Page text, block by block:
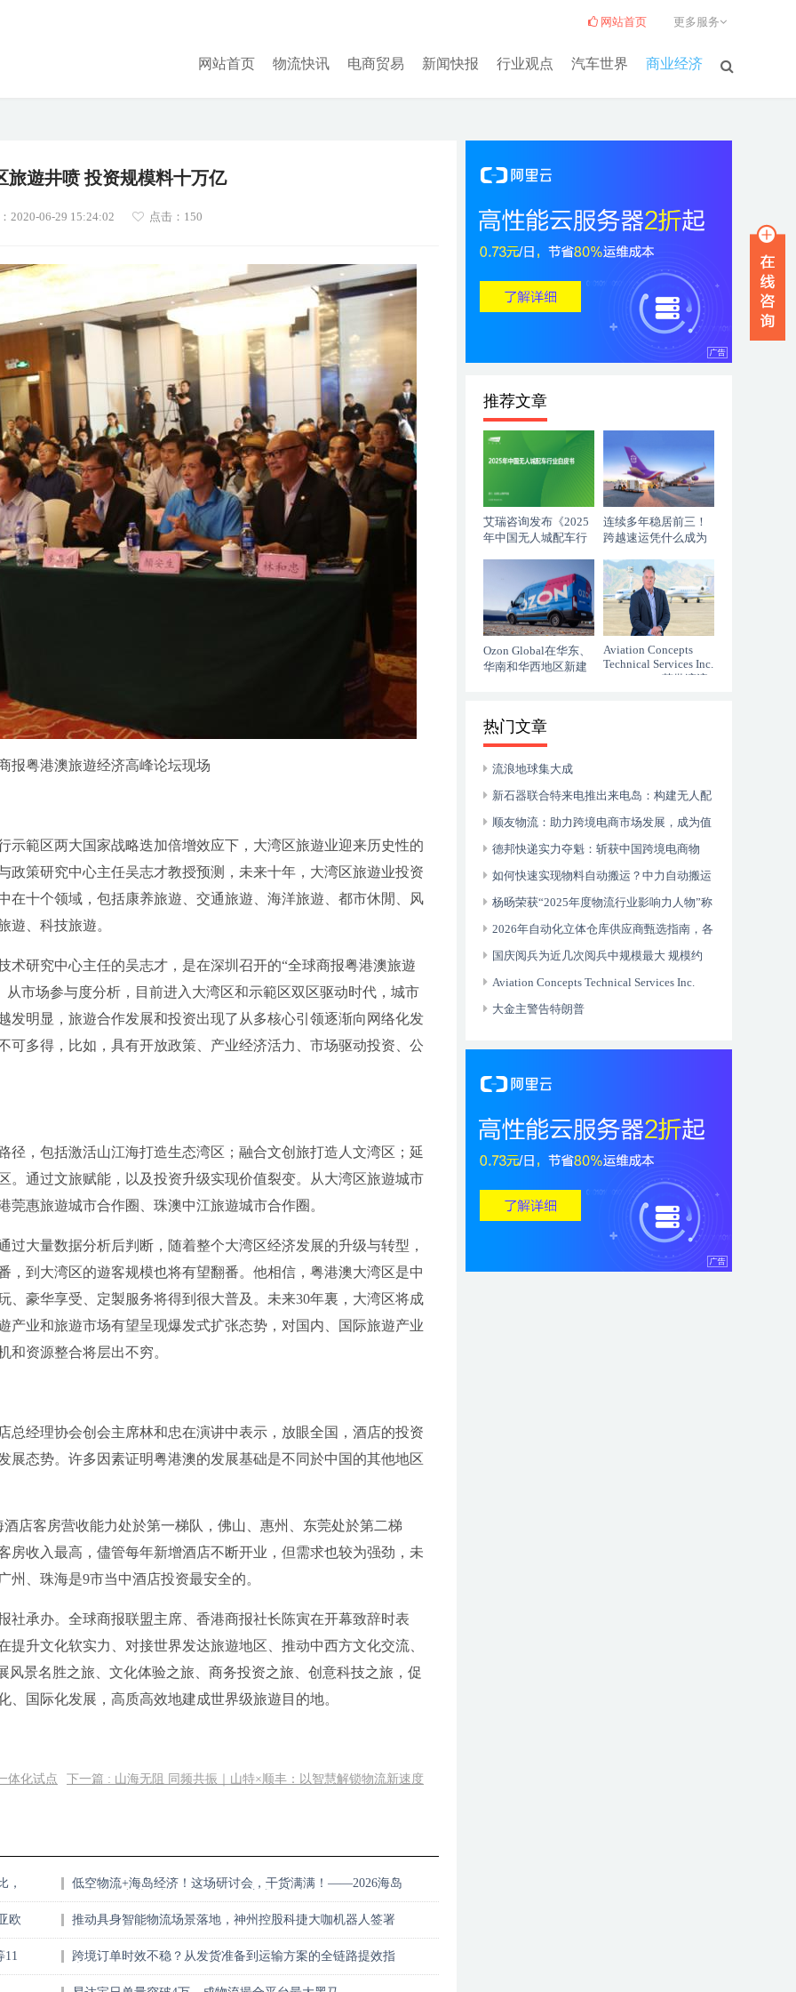
网站首页 物流快讯 电商贸易 新闻快报 行业观点 汽车世界 商业经济
网站首页 更多服务
旅遊井喷 投资规模料十万亿
2020-06-29 15:24:02 点击： 150
报粤港澳旅遊经济高峰论坛现场
区两大国家战略迭加倍增效应下，大湾区旅遊业迎来历史性的
政策研究中心主任吴志才教授预测，未来十年，大湾区旅遊业投资
在十个领域，包括康养旅遊、交通旅遊、海洋旅遊、都市休閒、风
遊、科技旅遊。
究中心主任的吴志才，是在深圳召开的“全球商报粤港澳旅遊
市场参与度分析，目前进入大湾区和示範区双区驱动时代，城市
发明显，旅遊合作发展和投资出现了从多核心引领逐渐向网络化发
可多得，比如，具有开放政策、产业经济活力、市场驱动投资、公
包括激活山江海打造生态湾区；融合文创旅打造人文湾区；延
。通过文旅赋能，以及投资升级实现价值裂变。从大湾区旅遊城市
惠旅遊城市合作圈、珠澳中江旅遊城市合作圈。
量数据分析后判断，随着整个大湾区经济发展的升级与转型，
，到大湾区的遊客规模也将有望翻番。他相信，粤港澳大湾区是中
、豪华享受、定製服务将得到很大普及。未来30年裏，大湾区将成
产业和旅遊市场有望呈现爆发式扩张态势，对国内、国际旅遊产业
和资源整合将层出不穷。
理协会创会主席林和忠在演讲中表示，放眼全国，酒店的投资
展态势。许多因素证明粤港澳的发展基础是不同於中国的其他地区
客房营收能力处於第一梯队，佛山、惠州、东莞处於第二梯
房收入最高，儘管每年新增酒店不断开业，但需求也较为强劲，未
、珠海是9市当中酒店投资最安全的。
办。全球商报联盟主席、香港商报社长陈寅在开幕致辞时表
升文化软实力、对接世界发达旅遊地区、推动中西方文化交流、
风景名胜之旅、文化体验之旅、商务投资之旅、创意科技之旅，促
国际化发展，高质高效地建成世界级旅遊目的地。
体化试点 下一篇 : ​山海无阻 同频共振｜山特×顺丰：以智慧解锁物流新速度
，
低空物流+海岛经济！这场研讨会，干货满满！——2026海岛
欧
推动具身智能物流场景落地，神州控股科捷大咖机器人签署
11
跨境订单时效不稳？从发货准备到运输方案的全链路提效指
推荐文章
艾瑞咨询发布《2025
年中国无人城配车行
连续多年稳居前三！
跨越速运凭什么成为
Ozon Global在华东、
华南和华西地区新建
Aviation Concepts
Technical Services Inc.
（ACTSI） 获批湾流
热门文章
流浪地球集大成
新石器联合特来电推出来电岛：构建无人配
送全域生态
顺友物流：助力跨境电商市场发展，成为值
得信赖的国际物流合作伙伴
德邦快递实力夺魁：斩获中国跨境电商物
流“头程物流标杆企业”奖项
如何快速实现物料自动搬运？中力自动搬运
车开箱即用快速智能升级
杨旸荣获“2025年度物流行业影响力人物”称
号2026年自动化立体仓库供应商甄选指南，各
行业优质厂家推荐与选型要点
国庆阅兵为近几次阅兵中规模最大 规模约
1.5万人
Aviation Concepts Technical Services Inc.
（ACTSI） 获批湾流 GVII-G500/G600 机型
大金主警告特朗普